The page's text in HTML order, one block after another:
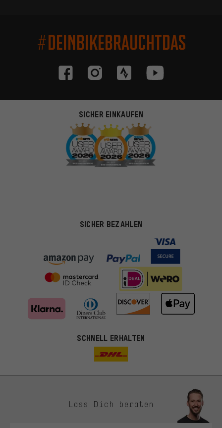
#DEINBIKEBRAUCHTDAS
SICHER EINKAUFEN
SICHER BEZAHLEN
SCHNELL ERHALTEN
Lass Dich beraten